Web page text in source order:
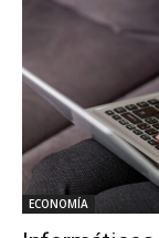
ECONOMÍA